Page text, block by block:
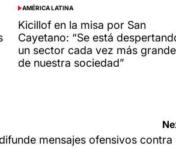
POSTED
IN
AMÉRICA LATINA
Kicillof en la misa por San
Cayetano: “Se está
un sector cada vez más grande
de nuestra sociedad”
mensajes ofensivos contra